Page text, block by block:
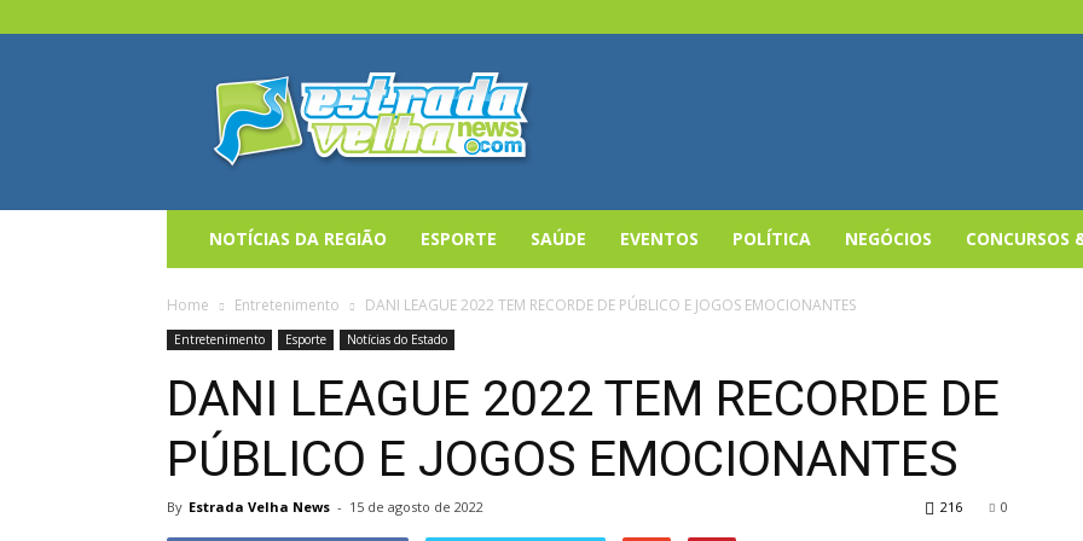
Estrada
Velha
News
NOTÍCIAS DA REGIÃO ESPORTE SAÚDE EVENTOS POLÍTICA NEGÓCIOS CONCURSOS
Home Entretenimento DANI LEAGUE 2022 TEM RECORDE DE PÚBLICO E JOGOS EMOCIONANTES
Entretenimento Esporte Notícias do Estado
DANI LEAGUE 2022 TEM RECORDE DE
PÚBLICO E JOGOS EMOCIONANTES
By Estrada Velha News - 15 de agosto de 2022 0
216